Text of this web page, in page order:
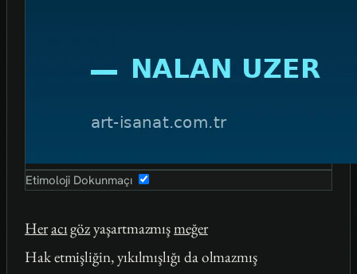
Etimoloji Dokunmaçı
Heracıgözyaşartmazmışmeğer
Hak etmişliğin, yıkılmışlığı da olmazmış